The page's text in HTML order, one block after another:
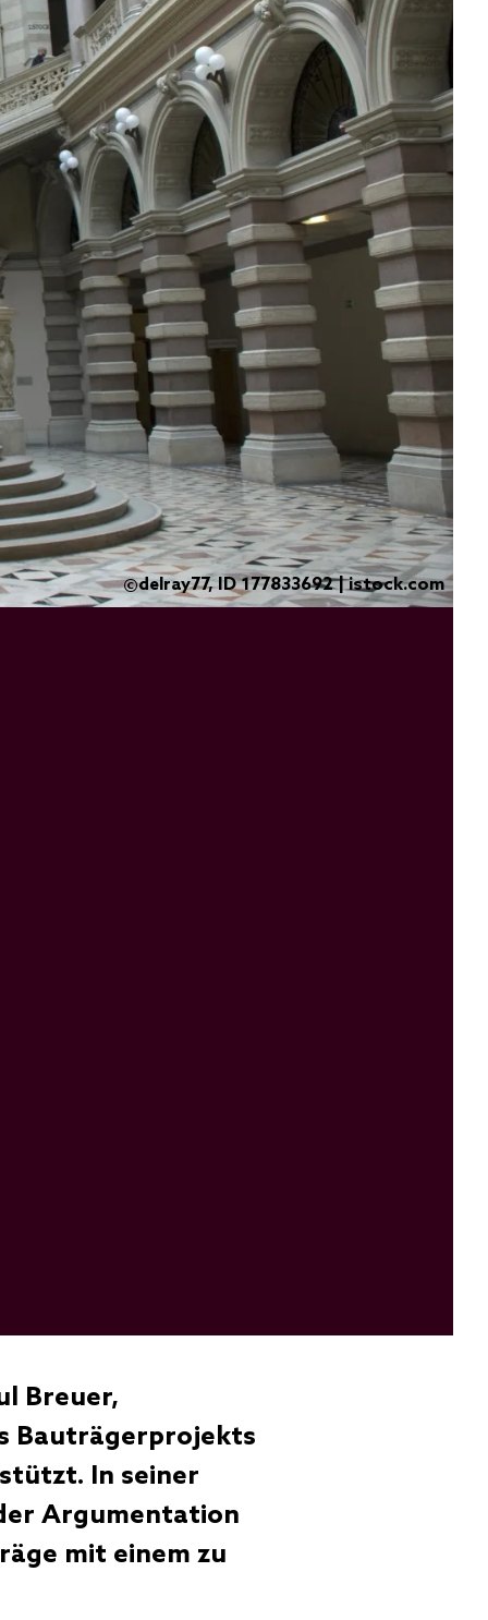
©delray77, ID 177833692 | istock.com
Breuer,
Bauträgerprojekts
In seiner
Argumentation
mit einem zu